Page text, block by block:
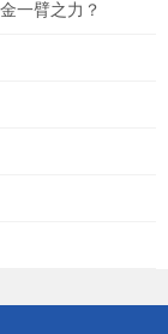
一臂之力？